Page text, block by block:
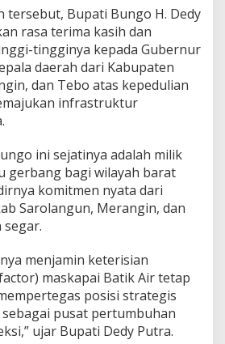
e
n
u
m
p
a
n
g
s
k
a
p
i
a
t
i
A
i
tersebut, Bupati Bungo H. Dedy
rasa terima kasih dan
tingginya kepada Gubernur
daerah dari Kabupaten
dan Tebo atas kepedulian
infrastruktur
ini sejatinya adalah milik
gerbang bagi wilayah barat
komitmen nyata dari
Sarolangun, Merangin, dan
segar.
menjamin keterisian
maskapai Batik Air tetap
posisi strategis
pusat pertumbuhan
ujar Bupati Dedy Putra.